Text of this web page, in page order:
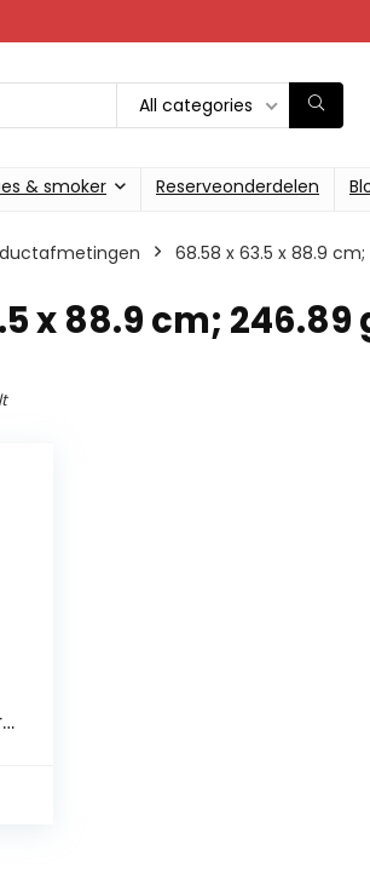
All categories
& smoker Reserveonderdelen
‎68.58 x 63.5 x 88.9
x 88.9 cm; 246.89